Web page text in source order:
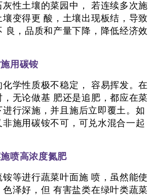
性土壤的菜园中， 若连续多次施
壤变得更 酸，土壤出现板结，导致
良，品质和产量下降，降低经济效
用碳铵
学性质极不稳定， 容易挥发。在
无论做基 肥还是追肥，都应在菜
进行深施，并且施后立即覆土。如
施用碳铵不可，可兑水混合一起
施喷高浓度氮肥
等进行蔬菜叶面施 喷，虽然能使
泽好，但 有害盐类在绿叶类蔬菜